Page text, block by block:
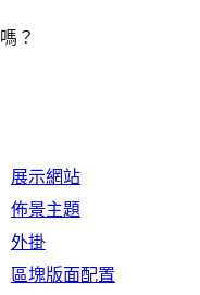
？
展示網站
佈景主題
外掛
區塊版面配置